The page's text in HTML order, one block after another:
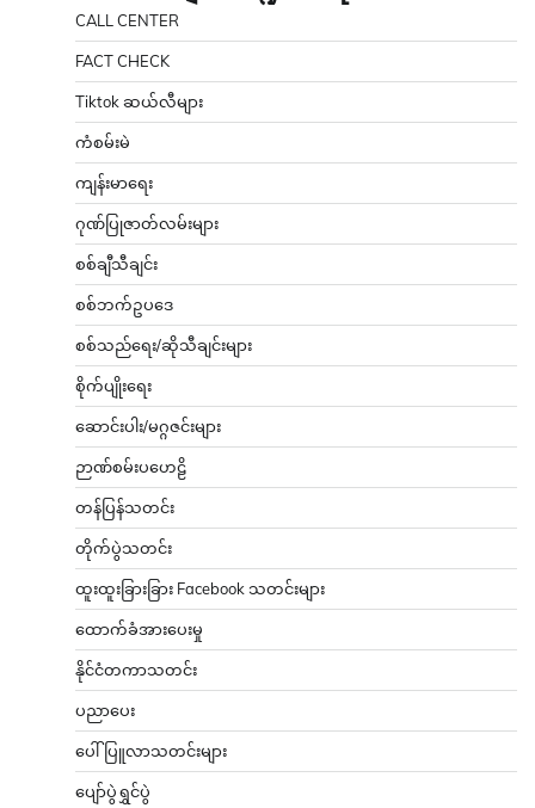
CALL CENTER
FACT CHECK
Tiktok ဆယ်လီများ
ကံစမ်းမဲ
ကျန်းမာရေး
ဂုဏ်ပြုဇာတ်လမ်းများ
စစ်ချီသီချင်း
စစ်ဘက်ဥပဒေ
စစ်သည်ရေး/ဆိုသီချင်းများ
စိုက်ပျိုးရေး
ဆောင်းပါး/မဂ္ဂဇင်းများ
ဉာဏ်စမ်းပဟေဠိ
တန်ပြန်သတင်း
တိုက်ပွဲသတင်း
ထူးထူးခြားခြား Facebook သတင်းများ
ထောက်ခံအားပေးမှု
နိုင်ငံတကာသတင်း
ပညာပေး
ပေါ်ပြူလာသတင်းများ
ပျော်ပွဲရွှင်ပွဲ